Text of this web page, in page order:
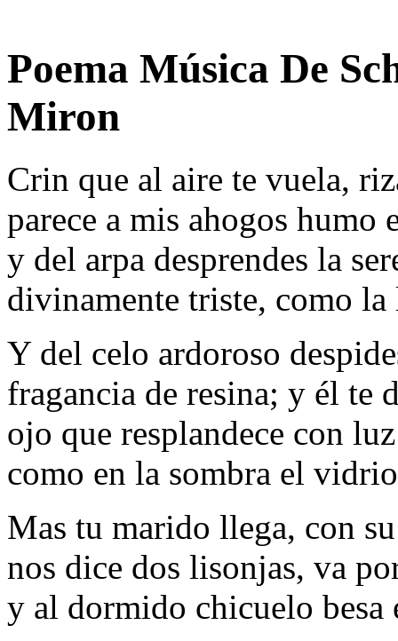
Poema Música De
Miron
Crin que al aire te vuela,
parece a mis ahogos humo
y del arpa desprendes la
divinamente triste, como la
Y del celo ardoroso
fragancia de resina; y él te
ojo que resplandece con
como en la sombra el
Mas tu marido llega, con
nos dice dos lisonjas, va
y al dormido chicuelo besa